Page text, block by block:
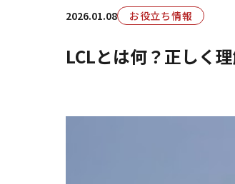
2026.01.08 お役立ち情報
LCLとは何？正しく